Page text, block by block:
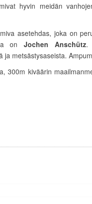
hyvin meidän
asetehdas, joka on
onJochen Anschütz.
ja metsästysaseista.
300m kiväärin